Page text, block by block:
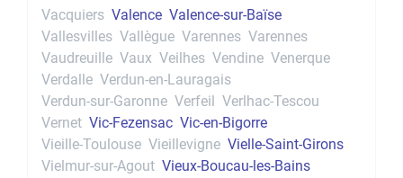
Vacquiers Valence Valence-sur-Baïse
Vallesvilles Vallègue Varennes Varennes
Vaudreuille Vaux Veilhes Vendine Venerque
Verdalle Verdun-en-Lauragais
Verdun-sur-Garonne Verfeil Verlhac-Tescou
Vernet Vic-Fezensac Vic-en-Bigorre
Vieille-Toulouse Vieillevigne Vielle-Saint-Girons
Vielmur-sur-Agout Vieux-Boucau-les-Bains